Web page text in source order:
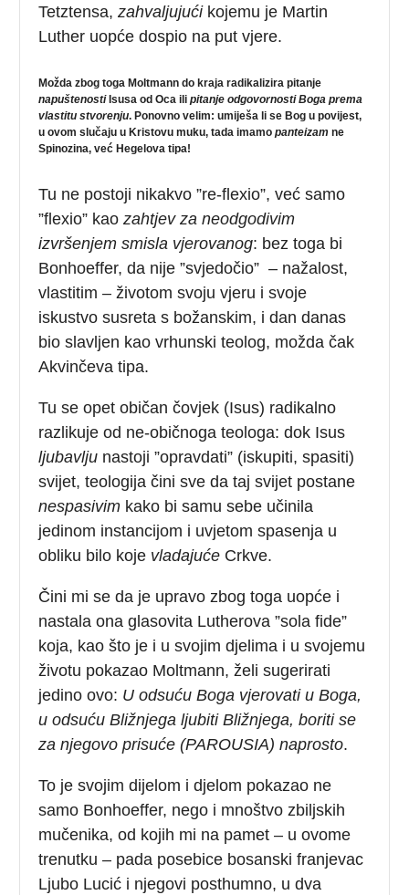
Tetztensa,zahvaljujućikojemu je Martin
Luther uopće dospio na put vjere.
Možda zbog toga Moltmann do kraja radikalizira pitanje
napuštenostiIsusa od Oca ilipitanje odgovornosti Boga prema
vlastitu stvorenju. Ponovno velim: umiješa li se Bog u povijest,
u ovom slučaju u Kristovu muku, tada imamopanteizam ne
Spinozina, već Hegelova tipa!
Tu ne postoji nikakvo ”re-flexio”, već samo
”flexio” kaozahtjev za neodgodivim
izvršenjem smisla vjerovanog: bez toga bi
Bonhoeffer, da nije ”svjedočio” – nažalost,
vlastitim – životom svoju vjeru i svoje
iskustvo susreta s božanskim, i dan danas
bio slavljen kao vrhunski teolog, možda čak
Akvinčeva tipa.
Tu se opet običan čovjek (Isus) radikalno
razlikuje od ne-običnoga teologa: dok Isus
ljubavlju nastoji ”opravdati” (iskupiti, spasiti)
svijet, teologija čini sve da taj svijet postane
nespasivim kako bi samu sebe učinila
jedinom instancijom i uvjetom spasenja u
obliku bilo koje vladajuće Crkve.
Čini mi se da je upravo zbog toga uopće i
nastala ona glasovita Lutherova ”sola fide”
koja, kao što je i u svojim djelima i u svojemu
životu pokazao Moltmann, želi sugerirati
jedino ovo: U odsuću Boga vjerovati u Boga,
u odsuću Bližnjega ljubiti Bližnjega, boriti se
za njegovo prisuće (PAROUSIA) naprosto.
To je svojim dijelom i djelom pokazao ne
samo Bonhoeffer, nego i mnoštvo zbiljskih
mučenika, od kojih mi na pamet – u ovome
trenutku – pada posebice bosanski franjevac
Ljubo Lucić i njegovi posthumno, u dva